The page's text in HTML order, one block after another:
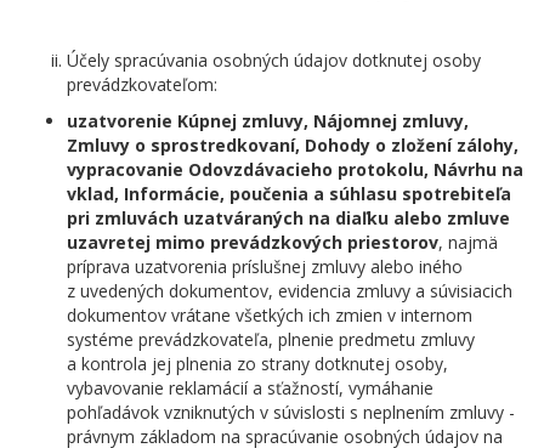
Účely spracúvania osobných údajov dotknutej osoby
prevádzkovateľom:
uzatvorenie Kúpnej zmluvy, Nájomnej zmluvy,
Zmluvy o sprostredkovaní, Dohody o zložení zálohy,
vypracovanie Odovzdávacieho protokolu, Návrhu na
vklad, Informácie, poučenia a súhlasu spotrebiteľa
pri zmluvách uzatváraných na diaľku alebo zmluve
uzavretej mimo prevádzkových priestorov, najmä
príprava uzatvorenia príslušnej zmluvy alebo iného
z uvedených dokumentov, evidencia zmluvy a súvisiacich
dokumentov vrátane všetkých ich zmien v internom
systéme prevádzkovateľa, plnenie predmetu zmluvy
a kontrola jej plnenia zo strany dotknutej osoby,
vybavovanie reklamácií a sťažností, vymáhanie
pohľadávok vzniknutých v súvislosti s neplnením zmluvy -
právnym základom na spracúvanie osobných údajov na